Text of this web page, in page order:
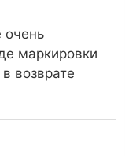
очень
маркировки
возврате